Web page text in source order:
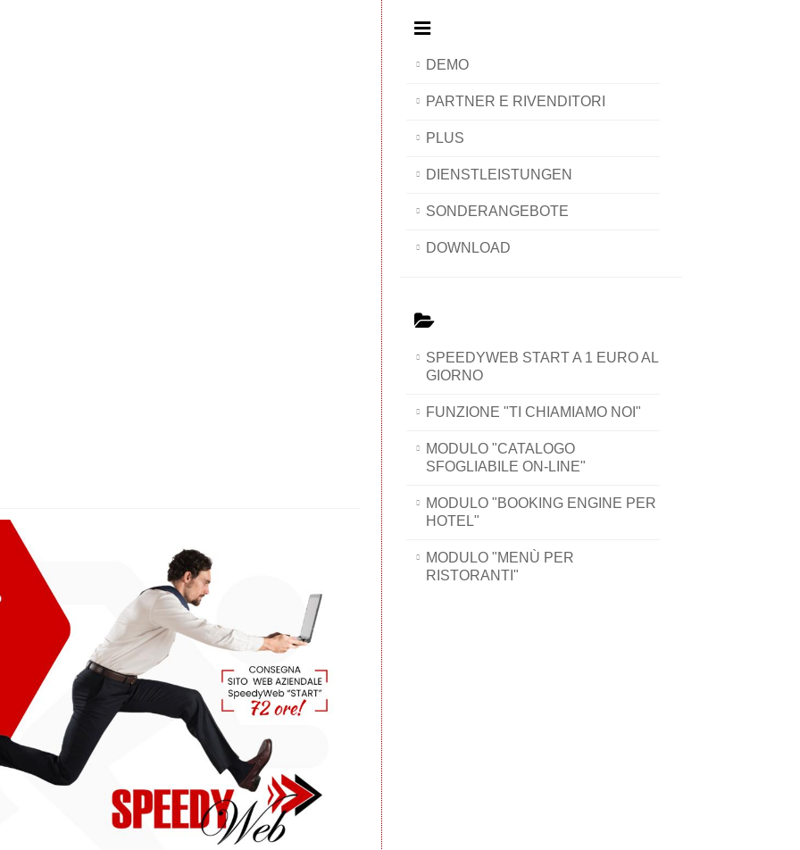
DEMO
PARTNER E RIVENDITORI
PLUS
DIENSTLEISTUNGEN
SONDERANGEBOTE
DOWNLOAD
SPEEDYWEB START A 1 EURO AL
GIORNO
FUNZIONE "TI CHIAMIAMO NOI"
MODULO "CATALOGO
SFOGLIABILE ON-LINE"
MODULO "BOOKING ENGINE PER
HOTEL"
MODULO "MENÙ PER
RISTORANTI"